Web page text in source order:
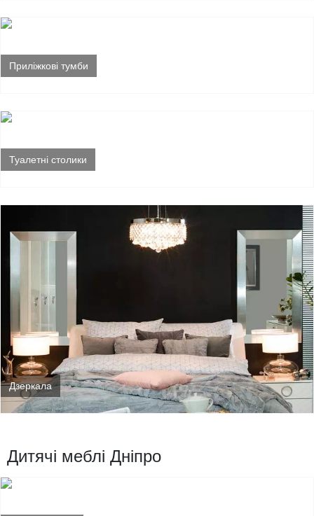
Приліжкові тумби
Туалетні столики
Дзеркала
Дитячі меблі Дніпро